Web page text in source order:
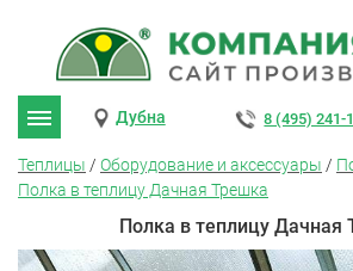
Дубна 8 (495) 241-
Теплицы / Оборудование и аксессуары /
Полка в теплицу Дачная Трешка
Полка в теплицу Дачная